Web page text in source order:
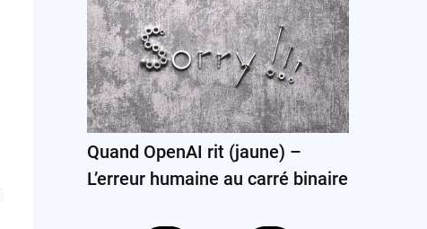
Quand OpenAI rit (jaune) –
L’erreur humaine au carré binaire